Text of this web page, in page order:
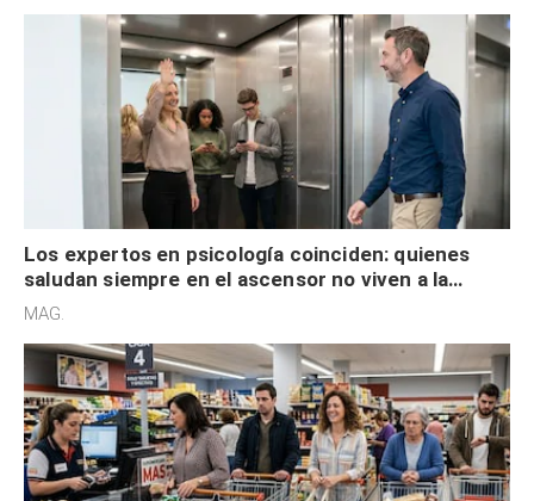
Los expertos en psicología coinciden: quienes
saludan siempre en el ascensor no viven a la
defensiva y tienen apertura social
MAG.